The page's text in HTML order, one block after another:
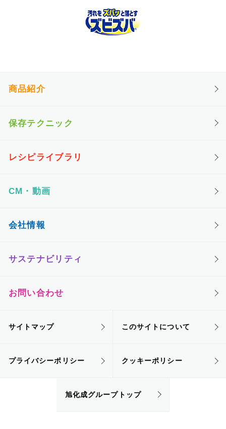
商品紹介
保存テクニック
レシピライブラリ
CM・動画
会社情報
サステナビリティ
お問い合わせ
サイトマップ このサイトについて
プライバシーポリシー クッキーポリシー
旭化成グループトップ